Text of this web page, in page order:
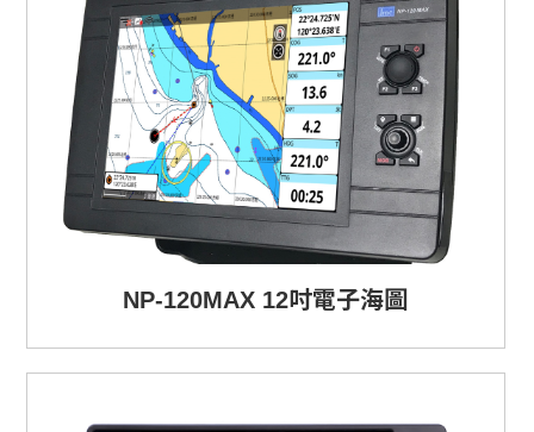
NP-120MAX 12吋電子海圖